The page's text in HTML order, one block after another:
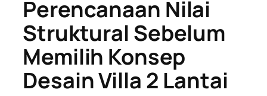
Perencanaan Nilai
Struktural Sebelum
Memilih Konsep
Desain Villa 2 Lantai